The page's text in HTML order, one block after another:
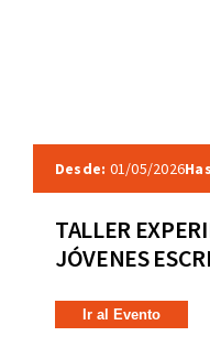
Desde: 01/05/2026
TALLER
JÓVENES
Ir al Evento